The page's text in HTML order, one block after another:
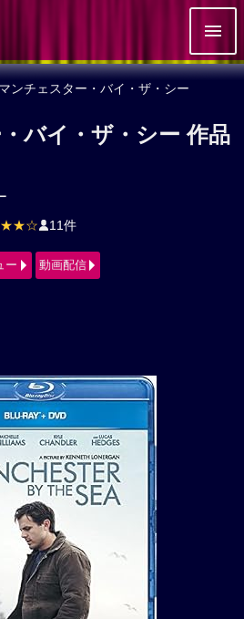
ンチェスター・バイ・ザ・シー
バイ・ザ・シー 作品
11件
ー 動画配信